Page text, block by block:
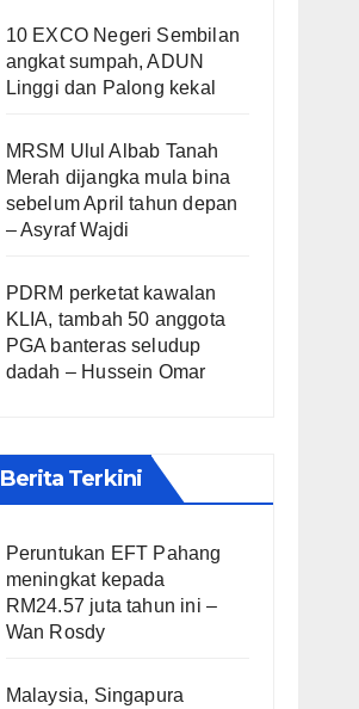
10 EXCO Negeri Sembilan
angkat sumpah, ADUN
Linggi dan Palong kekal
MRSM Ulul Albab Tanah
Merah dijangka mula bina
sebelum April tahun depan
– Asyraf Wajdi
PDRM perketat kawalan
KLIA, tambah 50 anggota
PGA banteras seludup
dadah – Hussein Omar
Berita Terkini
Peruntukan EFT Pahang
meningkat kepada
RM24.57 juta tahun ini –
Wan Rosdy
Malaysia, Singapura